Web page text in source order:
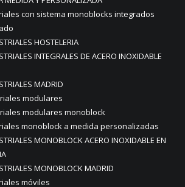
con sistema monoblocks integrados
HOSTELERIA
INTEGRALES DE ACERO INOXIDABLE
MADRID
modulares
modulares monoblock
monoblock a medida personalizadas
MONOBLOCK ACERO INOXIDABLE EN
MONOBLOCK MADRID
móviles